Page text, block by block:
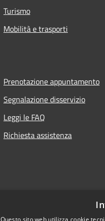
Turismo
Mobilità e trasporti
Prenotazione appuntamento
Segnalazione disservizio
Leggi le FAQ
Richiesta assistenza
Questo sito web utilizza cookie